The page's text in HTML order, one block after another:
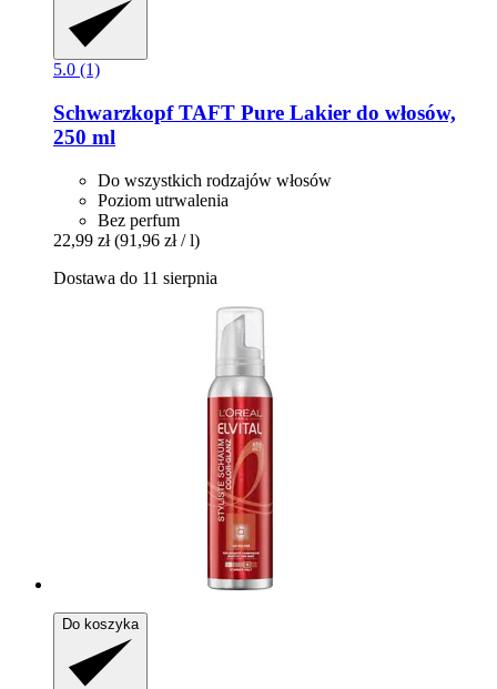
5.0 (1)
SchwarzkopfTAFT Pure Lakier do włosów,
250 ml
Do wszystkich rodzajów włosów
Poziom utrwalenia
Bez perfum
22,99 zł (91,96 zł / l)
Dostawa do 11 sierpnia
Do koszyka